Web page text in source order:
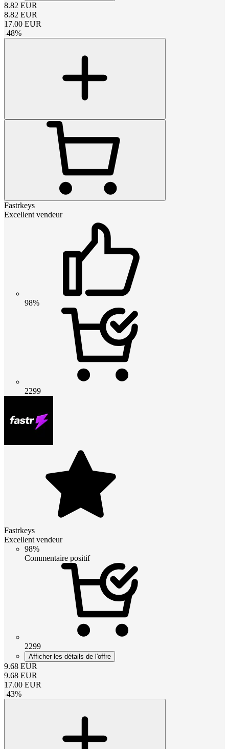
8.82 EUR
8.82 EUR
17.00 EUR
-48%
Fastrkeys
Excellent vendeur
98%
2299
Fastrkeys
Excellent vendeur
98%
Commentaire positif
2299
Afficher les détails de l'offre
9.68 EUR
9.68 EUR
17.00 EUR
-43%